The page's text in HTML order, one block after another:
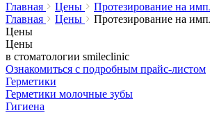
Главная
Цены
Протезирование на
Главная
Цены
Протезирование на
Цены
Цены
в стоматологии smileclinic
Ознакомиться с подробным прайс-листом
Герметики
Герметики молочные зубы
Гигиена